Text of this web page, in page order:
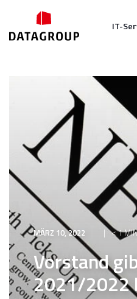
IT-
MÄRZ 10, 2022 < 1
Vorstand
2021/2022